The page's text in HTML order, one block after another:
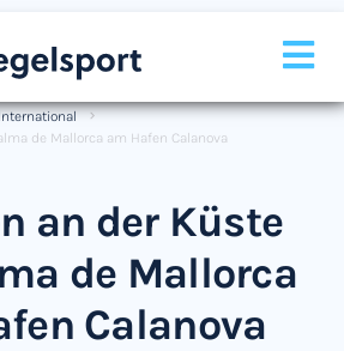
de Mallorca am Hafen Calanova
an der Küste
de Mallorca
Calanova